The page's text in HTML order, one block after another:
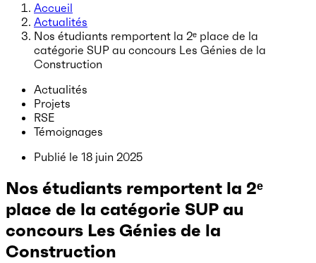
Accueil
Actualités
Nos étudiants remportent la 2ᵉ place de la
catégorie SUP au concours Les Génies de la
Construction
Actualités
Projets
RSE
Témoignages
Publié le 18 juin 2025
Nos étudiants remportent la 2ᵉ
place de la catégorie SUP au
concours Les Génies de la
Construction